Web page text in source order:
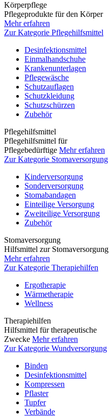
Körperpflege
Pflegeprodukte für den Körper
Mehr erfahren
Zur Kategorie Pflegehilfsmittel
Desinfektionsmittel
Einmalhandschuhe
Krankenunterlagen
Pflegewäsche
Schutzauflagen
Schutzkleidung
Schutzschürzen
Zubehör
Pflegehilfsmittel
Pflegehilfsmittel für
Pflegebedürftige Mehr erfahren
Zur Kategorie Stomaversorgung
Kinderversorgung
Sonderversorgung
Stomabandagen
Einteilige Versorgung
Zweiteilige Versorgung
Zubehör
Stomaversorgung
Hilfsmittel zur Stomaversorgung
Mehr erfahren
Zur Kategorie Therapiehilfen
Ergotherapie
Wärmetherapie
Wellness
Therapiehilfen
Hilfsmittel für therapeutische
Zwecke Mehr erfahren
Zur Kategorie Wundversorgung
Binden
Desinfektionsmittel
Kompressen
Pflaster
Tupfer
Verbände